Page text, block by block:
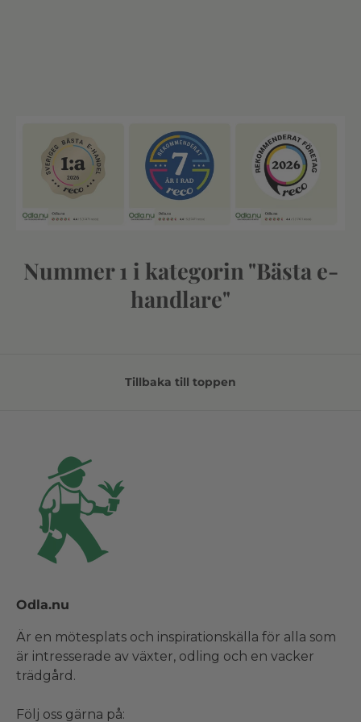
Nummer 1 i kategorin "Bästa e-
handlare"
Tillbaka till toppen
Odla.nu
Är en mötesplats och inspirationskälla för alla som
är intresserade av växter, odling och en vacker
trädgård.
Följ oss gärna på: